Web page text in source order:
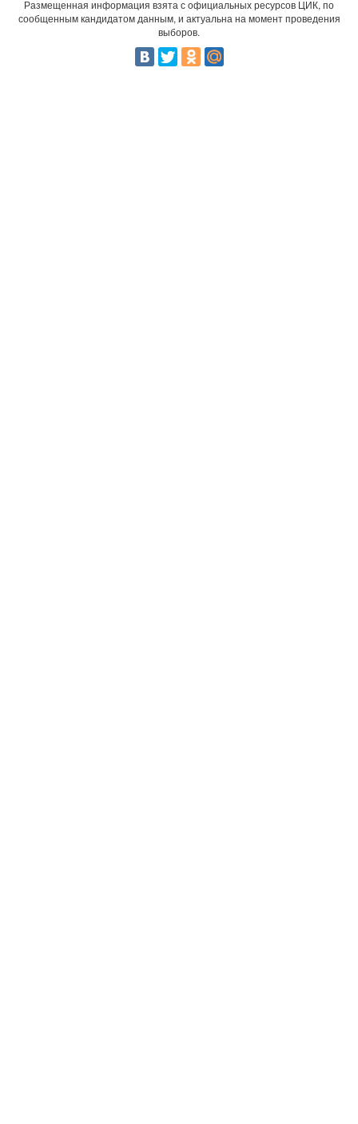
Размещенная информация взята с официальных ресурсов ЦИК, по
сообщенным кандидатом данным, и актуальна на момент проведения
выборов.